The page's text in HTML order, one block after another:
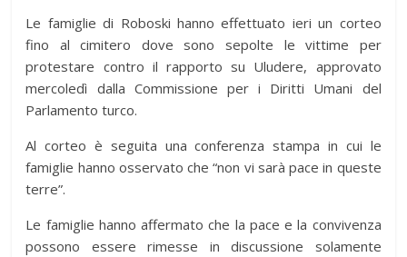
Le famiglie di Roboski hanno effettuato ieri un corteo
fino al cimitero dove sono sepolte le vittime per
protestare contro il rapporto su Uludere, approvato
mercoledì dalla Commissione per i Diritti Umani del
Parlamento turco.
Al corteo è seguita una conferenza stampa in cui le
famiglie hanno osservato che “non vi sarà pace in queste
terre”.
Le famiglie hanno affermato che la pace e la convivenza
possono essere rimesse in discussione solamente